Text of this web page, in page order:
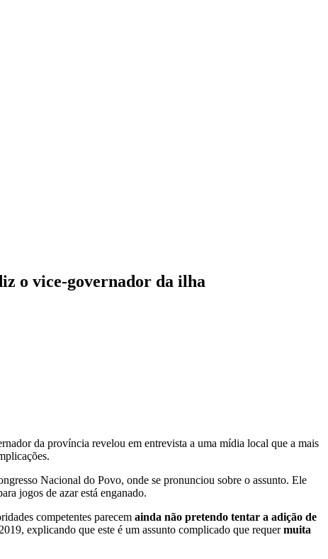
o vice-governador da ilha
da província revelou em entrevista a uma mídia local que a mais
Nacional do Povo, onde se pronunciou sobre o assunto. Ele
jogos de azar está enganado.
competentes parecem ainda não pretendo tentar a adição de
explicando que este é um assunto complicado que requermuita